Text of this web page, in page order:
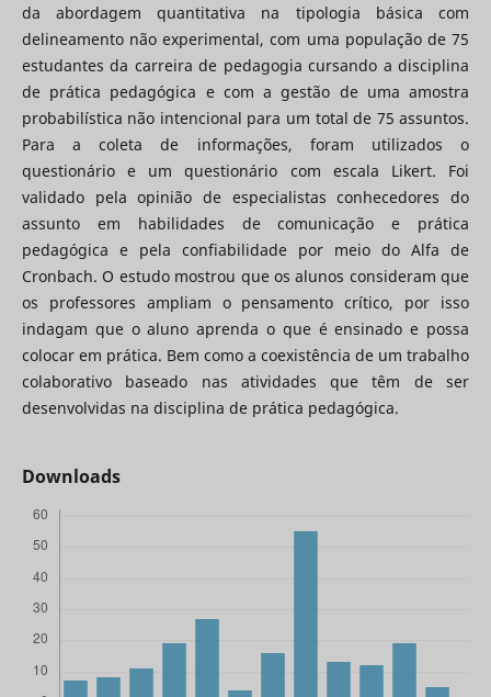
da abordagem quantitativa na tipologia básica com
delineamento não experimental, com uma população de 75
estudantes da carreira de pedagogia cursando a disciplina
de prática pedagógica e com a gestão de uma amostra
probabilística não intencional para um total de 75 assuntos.
Para a coleta de informações, foram utilizados o
questionário e um questionário com escala Likert. Foi
validado pela opinião de especialistas conhecedores do
assunto em habilidades de comunicação e prática
pedagógica e pela confiabilidade por meio do Alfa de
Cronbach. O estudo mostrou que os alunos consideram que
os professores ampliam o pensamento crítico, por isso
indagam que o aluno aprenda o que é ensinado e possa
colocar em prática. Bem como a coexistência de um trabalho
colaborativo baseado nas atividades que têm de ser
desenvolvidas na disciplina de prática pedagógica.
Downloads